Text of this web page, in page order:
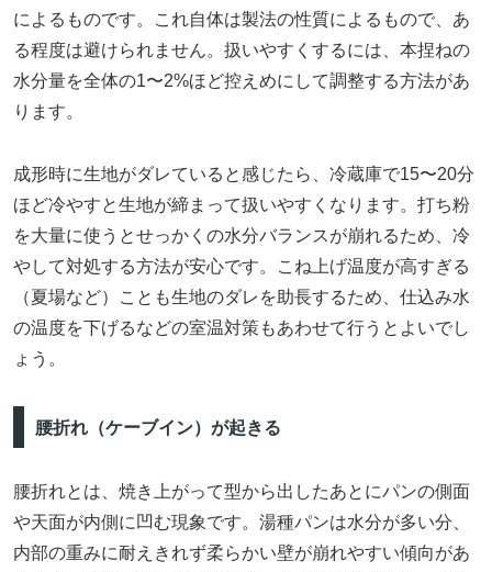
によるものです。これ自体は製法の性質によるもので、あ
る程度は避けられません。扱いやすくするには、本捏ねの
水分量を全体の1〜2%ほど控えめにして調整する方法があ
ります。
成形時に生地がダレていると感じたら、冷蔵庫で15〜20分
ほど冷やすと生地が締まって扱いやすくなります。打ち粉
を大量に使うとせっかくの水分バランスが崩れるため、冷
やして対処する方法が安心です。こね上げ温度が高すぎる
（夏場など）ことも生地のダレを助長するため、仕込み水
の温度を下げるなどの室温対策もあわせて行うとよいでし
ょう。
腰折れ（ケーブイン）が起きる
腰折れとは、焼き上がって型から出したあとにパンの側面
や天面が内側に凹む現象です。湯種パンは水分が多い分、
内部の重みに耐えきれず柔らかい壁が崩れやすい傾向があ